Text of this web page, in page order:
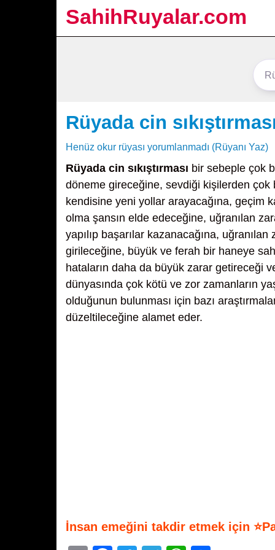
SahihRuyalar.com
Rüyada cin
Henüz okur rüyası yorumlanmadı (Rüyanı Yaz)
Rüyada cin sıkıştırması bir sebeple çok
döneme gireceğine, sevdiği kişilerden çok
kendisine yeni yollar arayacağına, geçim
olma şansın elde edeceğine, uğranılan
yapılıp başarılar kazanacağına,
girileceğine, büyük ve ferah bir haneye
hataların daha da büyük zarar getireceği
dünyasında çok kötü ve zor zamanların
olduğunun bulunması için bazı
düzeltileceğine alamet eder.
İnsan emeğini takdir etmek için